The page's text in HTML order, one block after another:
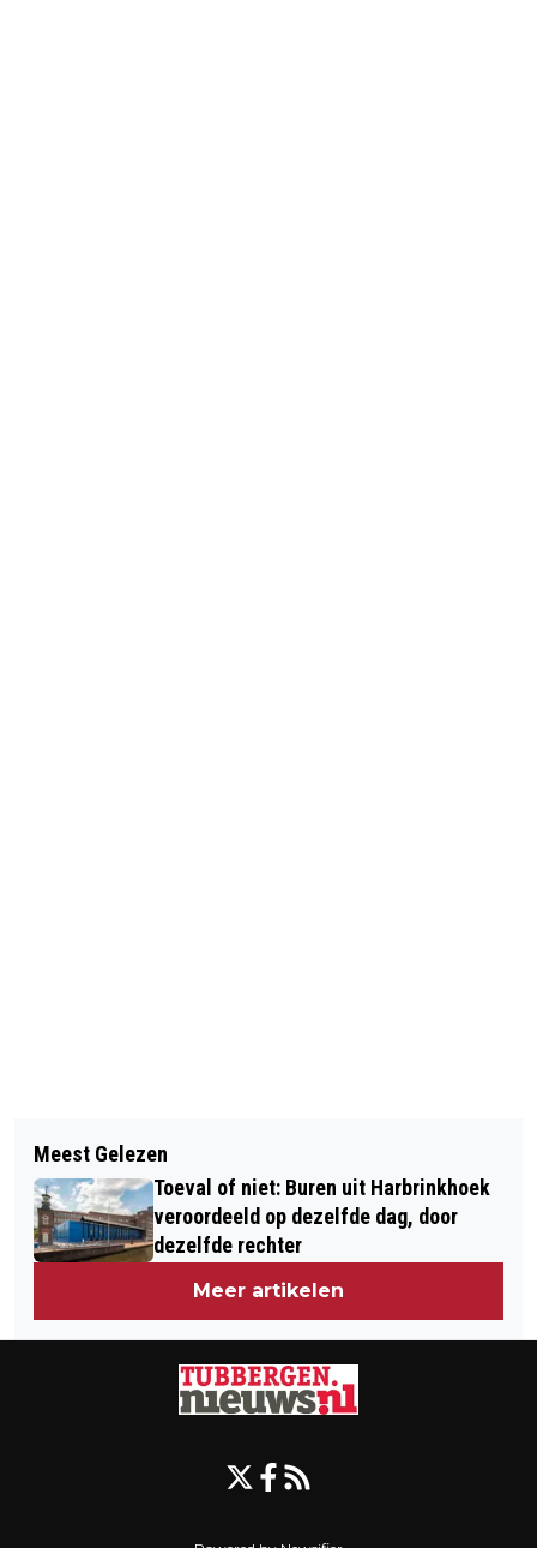
HOOGHEDEN VAN DE SPEKSCHEETERS
OP KRAAMBEZOEK BIJ
EERSTGEBORENE
CELSTRAF WEGENS POGING TOT
DOODSLAG OP DE BUURVROUW
Meest Gelezen
Toeval of niet: Buren uit Harbrinkhoek
veroordeeld op dezelfde dag, door
dezelfde rechter
Meer artikelen